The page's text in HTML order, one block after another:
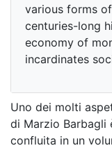
various forms
centuries-long
economy of
incardinates
Uno dei molti
di Marzio Barbagli
confluita in un